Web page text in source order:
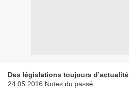
Des législations toujours d’actualité
24.05.2016 Notes du passé